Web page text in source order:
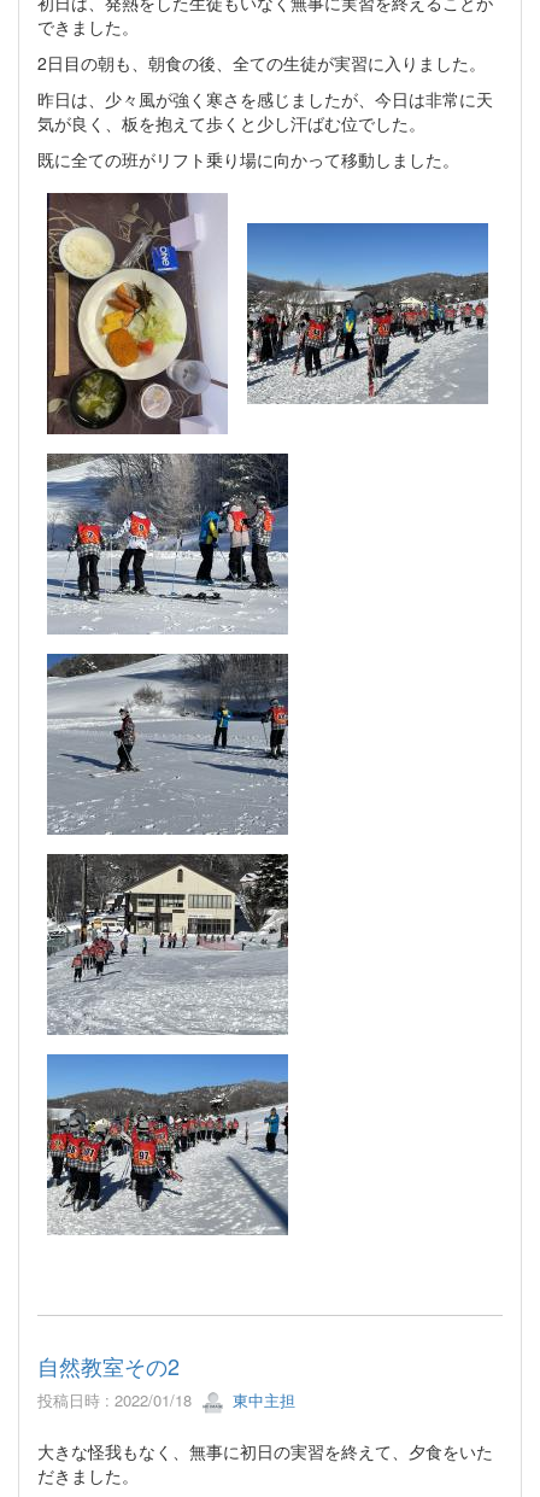
できました。
2日目の朝も、朝食の後、全ての生徒が実習に入りました。
昨日は、少々風が強く寒さを感じましたが、今日は非常に天
気が良く、板を抱えて歩くと少し汗ばむ位でした。
既に全ての班がリフト乗り場に向かって移動しました。
自然教室その2
投稿日時 : 2022/01/18 東中主担
大きな怪我もなく、無事に初日の実習を終えて、夕食をいた
だきました。